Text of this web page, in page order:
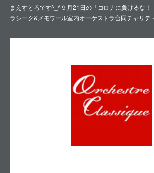
まえすとろです^_^９月21日の「コロナに負けるな！
ラシーク&メモワール室内オーケストラ合同チャリ